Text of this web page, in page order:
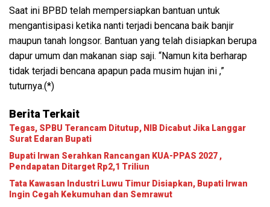
Saat ini BPBD telah mempersiapkan bantuan untuk
mengantisipasi ketika nanti terjadi bencana baik banjir
maupun tanah longsor. Bantuan yang telah disiapkan berupa
dapur umum dan makanan siap saji. “Namun kita berharap
tidak terjadi bencana apapun pada musim hujan ini ,”
tuturnya.(*)
Berita Terkait
Tegas, SPBU Terancam Ditutup, NIB Dicabut Jika Langgar
Surat Edaran Bupati
Bupati Irwan Serahkan Rancangan KUA-PPAS 2027 ,
Pendapatan Ditarget Rp2,1 Triliun
Tata Kawasan Industri Luwu Timur Disiapkan, Bupati Irwan
Ingin Cegah Kekumuhan dan Semrawut